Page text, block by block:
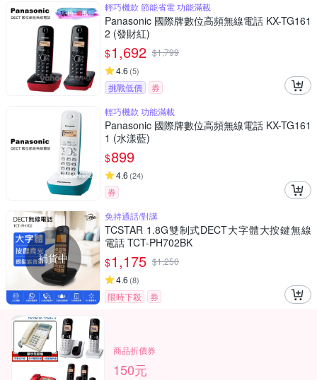
輕巧機款 節能省電 功能滿載
Panasonic 國際牌數位高頻無線電話 KX-TG161
2 (發財紅)
$1,692 $1,799
4.6 (5)
挑戰低價
券
輕巧機款 功能滿載
Panasonic 國際牌數位高頻無線電話 KX-TG161
1 (水漾藍)
$899
4.6 (24)
券
補貨中
免持通話/對講
TCSTAR 1.8G雙制式DECT大字體大按鍵無線
電話 TCT-PH702BK
$1,175 $1,250
4.6 (8)
限時下殺 券
商品折價券
150元